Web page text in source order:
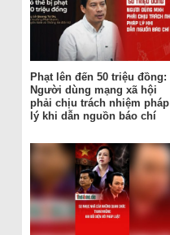
Phạt lên đến 50 triệu đồng:
Người dùng mạng xã hội
phải chịu trách nhiệm pháp
lý khi dẫn nguồn báo chí